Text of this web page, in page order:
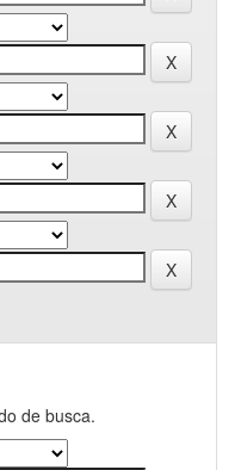
de busca.